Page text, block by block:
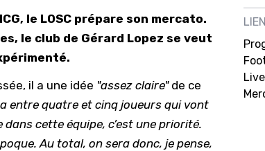
le LOSC prépare son mercato.
le club de Gérard Lopez se veut
il a une idée "assez claire"de ce
entre quatre et cinq joueurs qui vont
dans cette équipe, c’est une priorité.
Au total, on sera donc, je pense,
11/
11/
11/
11/